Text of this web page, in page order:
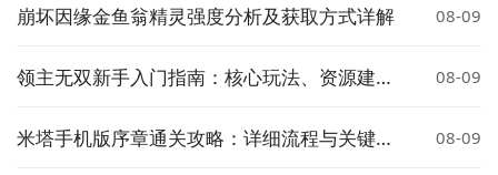
崩坏因缘金鱼翁精灵强度分析及获取方式详解 08-09
领主无双新手入门指南：核心玩法、资源建设
08-09
米塔手机版序章通关攻略：详细流程与关键技
08-09